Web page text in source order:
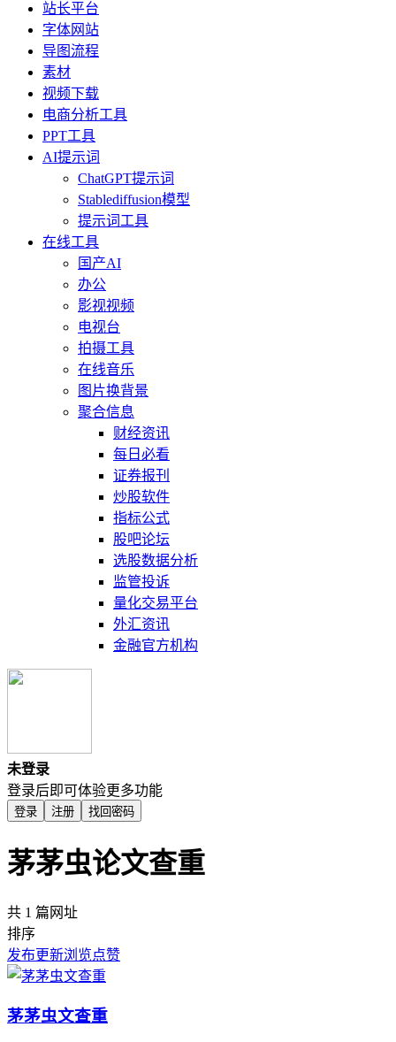
站长平台
字体网站
导图流程
素材
视频下载
电商分析工具
PPT工具
AI提示词
ChatGPT提示词
Stablediffusion模型
提示词工具
在线工具
国产AI
办公
影视视频
电视台
拍摄工具
在线音乐
图片换背景
聚合信息
财经资讯
每日必看
证券报刊
炒股软件
指标公式
股吧论坛
选股数据分析
监管投诉
量化交易平台
外汇资讯
金融官方机构
未登录
登录后即可体验更多功能
登录 注册 找回密码
茅茅虫论文查重
共 1 篇网址
排序
发布更新浏览点赞
茅茅虫文查重